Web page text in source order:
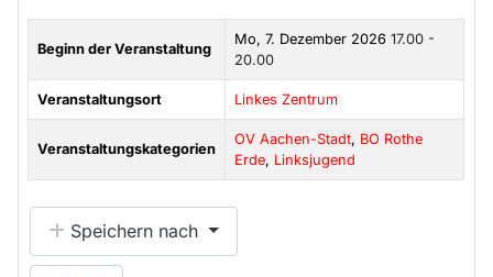
Beginn der Veranstaltung
Mo, 7. Dezember 202617.00 -
20.00
Veranstaltungsort Linkes Zentrum
Veranstaltungskategorien
OV Aachen-Stadt, BO Rothe
Erde, Linksjugend
Speichern nach